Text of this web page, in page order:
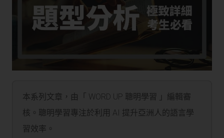
本系列文章，由「 WORD UP 聰明學習 」編輯審
核。聰明學習專注於利用 AI 提升亞洲人的語言學
習效率。